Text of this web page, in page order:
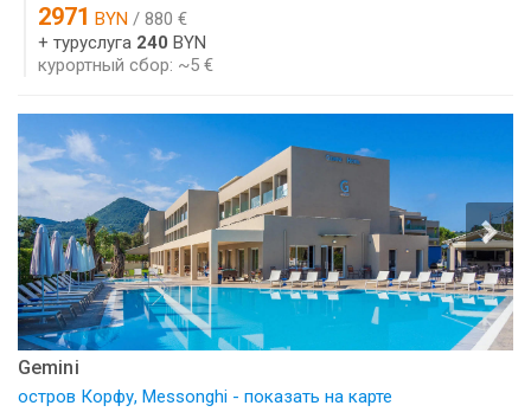
2971 BYN / 880 €
+ туруслуга 240 BYN
курортный сбор: ~5 €
Gemini
остров Корфу, Messonghi - показать на карте